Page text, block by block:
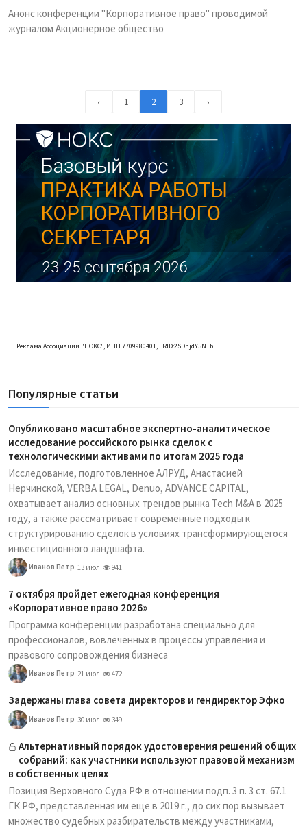
Анонс конференции "Корпоративное право" проводимой
журналом Акционерное общество
‹ 1 2 3 ›
Реклама Ассоциации "НОКС", ИНН 7709980401, ERID:2SDnjdY5NTb
Популярные статьи
Опубликовано масштабное экспертно-аналитическое
исследование российского рынка сделок с
технологическими активами по итогам 2025 года
Исследование, подготовленное АЛРУД, Анастасией
Нерчинской, VERBA LEGAL, Denuo, ADVANCE CAPITAL,
охватывает анализ основных трендов рынка Tech M&A в 2025
году, а также рассматривает современные подходы к
структурированию сделок в условиях трансформирующегося
инвестиционного ландшафта.
Иванов Петр 13 июл 941
7 октября пройдет ежегодная конференция
«Корпоративное право 2026»
Программа конференции разработана специально для
профессионалов, вовлеченных в процессы управления и
правового сопровождения бизнеса
Иванов Петр 21 июл 472
Задержаны глава совета директоров и гендиректор Эфко
Иванов Петр 30 июл 349
Альтернативный порядок удостоверения решений общих
собраний: как участники используют правовой механизм
в собственных целях
Позиция Верховного Суда РФ в отношении подп. 3 п. 3 ст. 67.1
ГК РФ, представленная им еще в 2019 г., до сих пор вызывает
множество судебных разбирательств между участниками,